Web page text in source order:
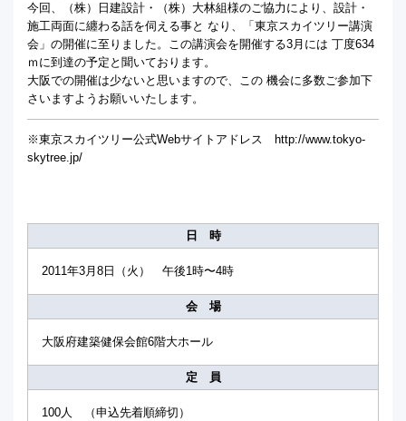
今回、（株）日建設計・（株）大林組様のご協力により、設計・
施工両面に纏わる話を伺える事と なり、「東京スカイツリー講演
会」の開催に至りました。この講演会を開催する3月には 丁度634
ｍに到達の予定と聞いております。
大阪での開催は少ないと思いますので、この 機会に多数ご参加下
さいますようお願いいたします。
※東京スカイツリー公式Webサイトアドレス http://www.tokyo-
skytree.jp/
日 時
2011年3月8日（火） 午後1時〜4時
会 場
大阪府建築健保会館6階大ホール
定 員
100人 （申込先着順締切）